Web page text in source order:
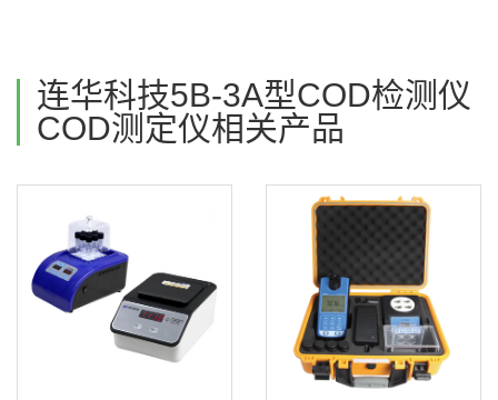
连华科技5B-3A型COD检测仪
COD测定仪相关产品